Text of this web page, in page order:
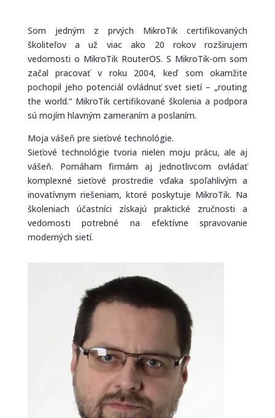
Som jedným z prvých MikroTik certifikovaných
školiteľov a už viac ako 20 rokov rozširujem
vedomosti o MikroTik RouterOS. S MikroTik-om som
začal pracovať v roku 2004, keď som okamžite
pochopil jeho potenciál ovládnuť svet sietí – „routing
the world.“ MikroTik certifikované školenia a podpora
sú mojím hlavným zameraním a poslaním.
Moja vášeň pre sieťové technológie.
Sieťové technológie tvoria nielen moju prácu, ale aj
vášeň. Pomáham firmám aj jednotlivcom ovládať
komplexné sieťové prostredie vďaka spoľahlivým a
inovatívnym riešeniam, ktoré poskytuje MikroTik. Na
školeniach účastníci získajú praktické zručnosti a
vedomosti potrebné na efektívne spravovanie
moderných sietí.